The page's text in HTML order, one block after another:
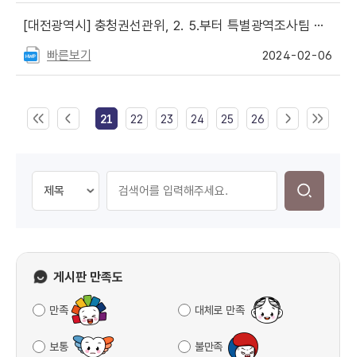
[대전광역시] 충청권선관위, 2. 5.부터 특별광역조사팀 가동, 위법행위 집중단속
빠른보기 2024-02-06
21 22 23 24 25 26
게시판 만족도
만족 대체로 만족
보통 불만족